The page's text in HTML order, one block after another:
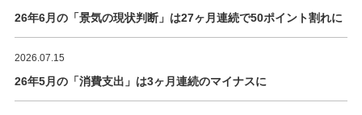
26年6月の「景気の現状判断」は27ヶ月連続で50ポイント割れに
2026.07.15
26年5月の「消費支出」は3ヶ月連続のマイナスに